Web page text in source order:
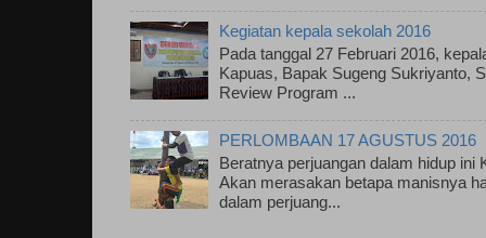
Kegiatan kepala sekolah 2016
Pada tanggal 27 Februari 2016,
Kapuas, Bapak Sugeng Sukriyanto,
Review Program ...
PERLOMBAAN 17 AGUSTUS 2016
Beratnya perjuangan dalam hidup ini
Akan merasakan betapa manisnya
dalam perjuang...